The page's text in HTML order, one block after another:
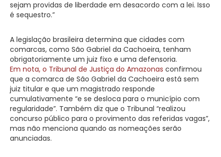
sejam providas de liberdade em desacordo com a lei. Isso
é sequestro.”
A legislação brasileira determina que cidades com
comarcas, como São Gabriel da Cachoeira, tenham
obrigatoriamente um juiz fixo e uma defensoria.
Em nota, o Tribunal de Justiça do Amazonas confirmou
que a comarca de São Gabriel da Cachoeira está sem
juiz titular e que um magistrado responde
cumulativamente “e se desloca para o município com
regularidade”. Também diz que o Tribunal “realizou
concurso público para o provimento das referidas vagas”,
mas não menciona quando as nomeações serão
anunciadas.